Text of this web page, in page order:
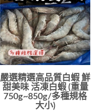
嚴選精選高品質白蝦 鮮
甜美味 活凍白蝦 (重量
750g~850g/多種規格
大小)